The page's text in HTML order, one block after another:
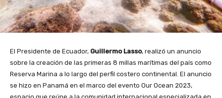
El Presidente de Ecuador, Guillermo Lasso, realizó un anuncio
sobre la creación de las primeras 8 millas marítimas del país como
Reserva Marina a lo largo del perfil costero continental. El anuncio
se hizo en Panamá en el marco del evento Our Ocean 2023,